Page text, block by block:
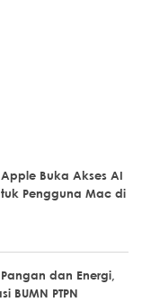
Buka Akses AI
Pengguna Mac di
dan Energi,
BUMN PTPN